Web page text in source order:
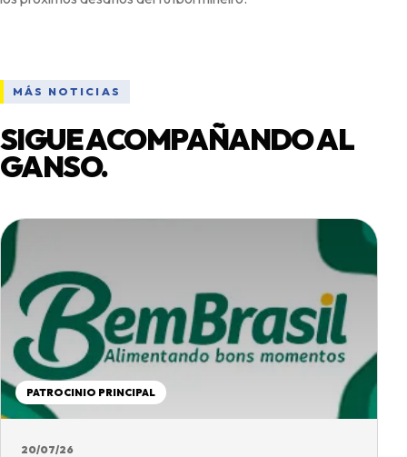
MÁS NOTICIAS
SIGUE ACOMPAÑANDO AL
GANSO.
PATROCINIO PRINCIPAL
20/07/26